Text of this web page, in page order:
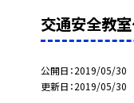
交通安全教
公開日 2019/05/30
更新日 2019/05/30